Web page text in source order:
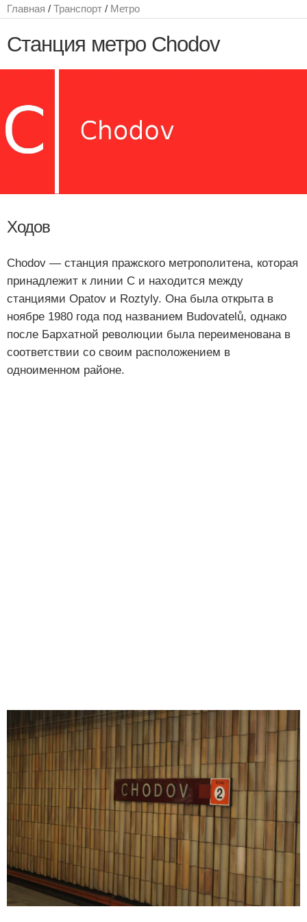
Главная / Транспорт / Метро
Станция метро Chodov
Ходов
Chodov — станция пражского метрополитена, которая
принадлежит к линии C и находится между
станциями Opatov и Roztyly. Она была открыта в
ноябре 1980 года под названием Budovatelů, однако
после Бархатной революции была переименована в
соответствии со своим расположением в
одноименном районе.